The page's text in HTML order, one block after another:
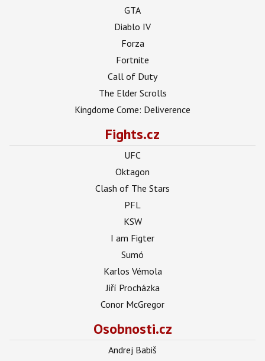
GTA
Diablo IV
Forza
Fortnite
Call of Duty
The Elder Scrolls
Kingdome Come: Deliverence
Fights.cz
UFC
Oktagon
Clash of The Stars
PFL
KSW
I am Figter
Sumó
Karlos Vémola
Jiří Procházka
Conor McGregor
Osobnosti.cz
Andrej Babiš